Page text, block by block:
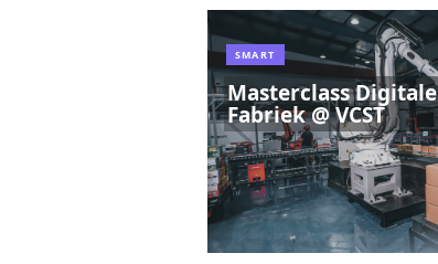
SMART
Masterclass Digitale
Fabriek @ VCST